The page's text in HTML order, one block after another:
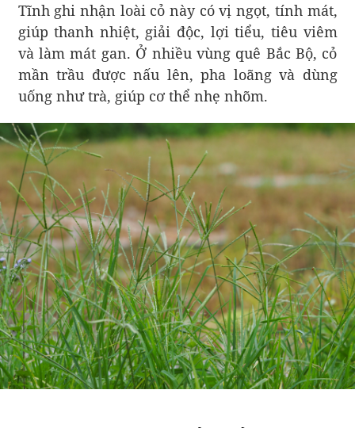
Tĩnh ghi nhận loài cỏ này có vị ngọt, tính mát,
giúp thanh nhiệt, giải độc, lợi tiểu, tiêu viêm
và làm mát gan. Ở nhiều vùng quê Bắc Bộ, cỏ
mần trầu được nấu lên, pha loãng và dùng
uống như trà, giúp cơ thể nhẹ nhõm.